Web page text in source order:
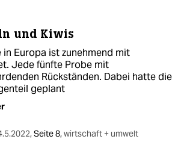
und Kiwis
in Europa ist zunehmend mit
Jede fünfte Probe mit
Rückständen. Dabei hatte die
geplant
,Seite 8,wirtschaft + umwelt